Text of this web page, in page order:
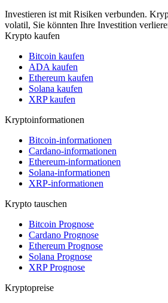
Investieren ist mit Risiken verbunden.
volatil, Sie könnten Ihre Investition
Krypto kaufen
Bitcoin kaufen
ADA kaufen
Ethereum kaufen
Solana kaufen
XRP kaufen
Kryptoinformationen
Bitcoin-informationen
Cardano-informationen
Ethereum-informationen
Solana-informationen
XRP-informationen
Krypto tauschen
Bitcoin Prognose
Cardano Prognose
Ethereum Prognose
Solana Prognose
XRP Prognose
Kryptopreise